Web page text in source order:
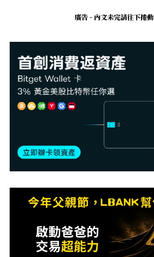
廣告 - 內文未完請往下捲動